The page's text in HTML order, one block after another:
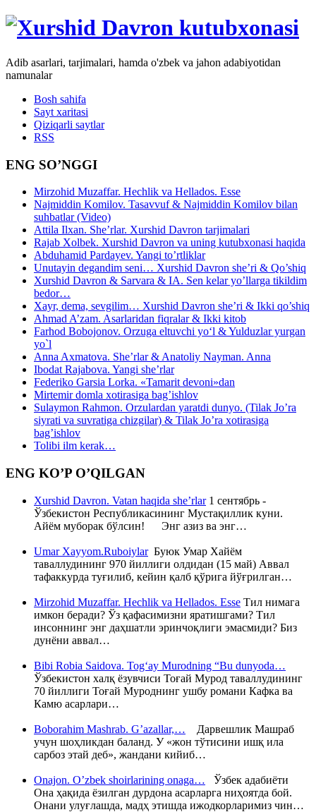
Adib asarlari, tarjimalari, hamda o'zbek va jahon adabiyotidan
namunalar
Bosh sahifa
Sayt xaritasi
Qiziqarli saytlar
RSS
ENG SO’NGGI
Mirzohid Muzaffar. Hechlik va Hellados. Esse
Najmiddin Komilov. Tasavvuf & Najmiddin Komilov bilan
suhbatlar (Video)
Attila Ilxan. She’rlar. Xurshid Davron tarjimalari
Rajab Xolbek. Xurshid Davron va uning kutubxonasi haqida
Abduhamid Pardayev. Yangi to’rtliklar
Unutayin degandim seni… Xurshid Davron she’ri & Qo’shiq
Xurshid Davron & Sarvara & IA. Sen kelar yo’llarga tikildim
bedor…
Xayr, dema, sevgilim… Xurshid Davron she’ri & Ikki qo’shiq
Ahmad A’zam. Asarlaridan fiqralar & Ikki kitob
Farhod Bobojonov. Orzuga eltuvchi yo‘l & Yulduzlar yurgan
yo`l
Anna Axmatova. She’rlar & Anatoliy Nayman. Anna
Ibodat Rajabova. Yangi she’rlar
Federiko Garsia Lorka. «Tamarit devoni»dan
Mirtemir domla xotirasiga bag’ishlov
Sulaymon Rahmon. Orzulardan yaratdi dunyo. (Tilak Jo’ra
siyrati va suvratiga chizgilar) & Tilak Jo’ra xotirasiga
bag’ishlov
Tolibi ilm kerak…
ENG KO’P O’QILGAN
Xurshid Davron. Vatan haqida she’rlar1 сентябрь -
Ўзбекистон Республикасининг Мустақиллик куни.
Айём муборак бўлсин! Энг азиз ва энг…
Umar Xayyom.RuboiylarБуюк Умар Хайём
таваллудининг 970 йиллиги олдидан (15 май) Аввал
тафаккурда туғилиб, кейин қалб қўрига йўғрилган…
Mirzohid Muzaffar. Hechlik va Hellados. Esse Тил нимага
имкон беради? Ўз қафасимизни яратишгами? Тил
инсоннинг энг даҳшатли эринчоқлиги эмасмиди? Биз
дунёни аввал…
Bibi Robia Saidova. Tog‘ay Murodning “Bu dunyoda…
Ўзбекистон халқ ёзувчиси Тоғай Мурод таваллудининг
70 йиллиги Тоғай Муроднинг ушбу романи Кафка ва
Камю асарлари…
Boborahim Mashrab. G’azallar,… Дарвешлик Машраб
учун шоҳликдан баланд. У «жон тўтисини ишқ ила
сарбоз этай деб», жандани кийиб…
Onajon. O’zbek shoirlarining onaga… Ўзбек адабиёти
Она ҳақида ёзилган дурдона асарларга ниҳоятда бой.
Онани улуғлашда, мадҳ этишда ижодкорларимиз чин…